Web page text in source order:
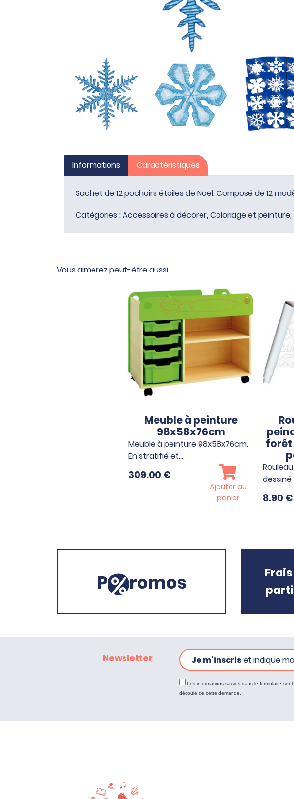
Informations Caractéristiques
Sachet de 12 pochoirs étoiles de Noël. Composé de 12
Catégories :Accessoires à décorer, Coloriage et peinture,
Vous aimerez peut-être aussi…
Meuble à peinture
98x58x76cm
Meuble à peinture 98x58x76cm.
En stratifié et…
309.00 €
Ajouter au
panier
forêt
8.90 €
P romos
Newsletter Je m’inscriset indique
Les informations saisies dans le formulaire
découle de cette demande.